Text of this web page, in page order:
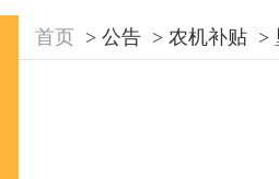
首页 > 公告 > 农机补贴 >